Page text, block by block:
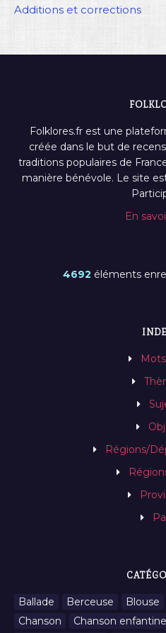
Additions et corrections
Folklores.fr est une
créée dans le but de
traditions populaires de
manière bénévole. Le site
En
4692 éléments
Régions/
Ballade Berceuse Blouse
Chanson
Chanson enfantine